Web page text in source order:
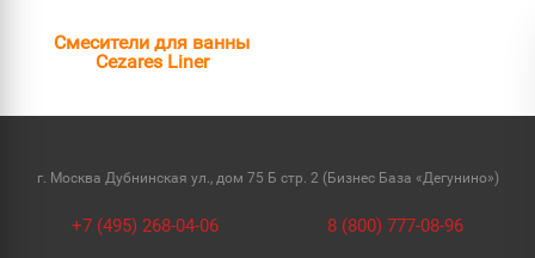
Смесители для ванны
Cezares Liner
г. Москва Дубнинская ул., дом 75 Б стр. 2 (Бизнес База «Дегунино»)
+7 (495) 268-04-06 8 (800) 777-08-96